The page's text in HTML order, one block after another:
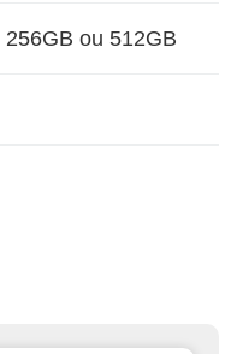
256GB ou 512GB